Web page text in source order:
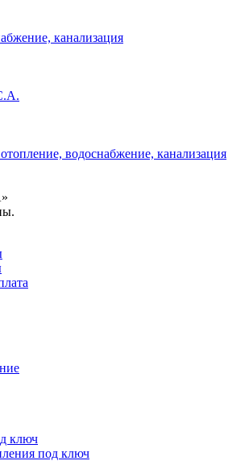
канализация
ключ
под ключ